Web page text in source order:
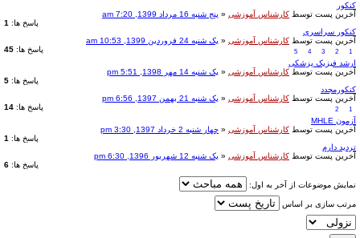
کنکور
آخرین پست توسط کارشناس آموزشی « پنج شنبه 16 مرداد 1399, 7:20 am
پاسخ ها: 1
کنکور سراسری
آخرین پست توسط کارشناس آموزشی « یک شنبه 24 فروردین 1399, 10:53 am
پاسخ ها: 45 1
2
3
4
5
ارشد فیزیک پزشکی
آخرین پست توسط کارشناس آموزشی « یک شنبه 14 مهر 1398, 5:51 pm
پاسخ ها: 5
کنکورمجدد
آخرین پست توسط کارشناس آموزشی « یک شنبه 21 بهمن 1397, 6:56 pm
پاسخ ها: 14 1
2
آزمون MHLE
آخرین پست توسط کارشناس آموزشی « چهار شنبه 2 خرداد 1397, 3:30 pm
پاسخ ها: 1
تردید دارم
آخرین پست توسط کارشناس آموزشی « یک شنبه 12 شهریور 1396, 6:30 pm
پاسخ ها: 6
نمایش موضوعات از آخر به اول:
مرتب سازی بر اساس